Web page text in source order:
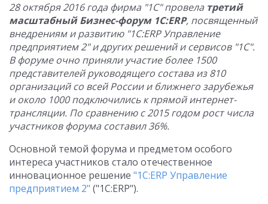
28 октября 2016 года фирма "1С" провела третий
масштабный Бизнес-форум 1С:ERP, посвященный
внедрениям и развитию "1С:ERP Управление
предприятием 2" и других решений и сервисов "1С".
В форуме очно приняли участие более 1500
представителей руководящего состава из 810
организаций со всей России и ближнего зарубежья
и около 1000 подключились к прямой интернет-
трансляции. По сравнению с 2015 годом рост числа
участников форума составил 36%.
Основной темой форума и предметом особого
интереса участников стало отечественное
инновационное решение "1С:ERP Управление
предприятием 2" ("1С:ERP").